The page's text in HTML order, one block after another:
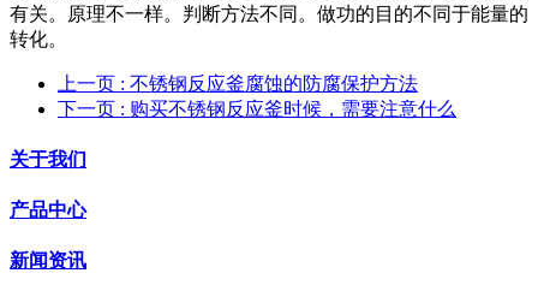
有关。原理不一样。判断方法不同。做功的目的不同于能量的
转化。
上一页 : 不锈钢反应釜腐蚀的防腐保护方法
下一页 : 购买不锈钢反应釜时候，需要注意什么
关于我们
产品中心
新闻资讯